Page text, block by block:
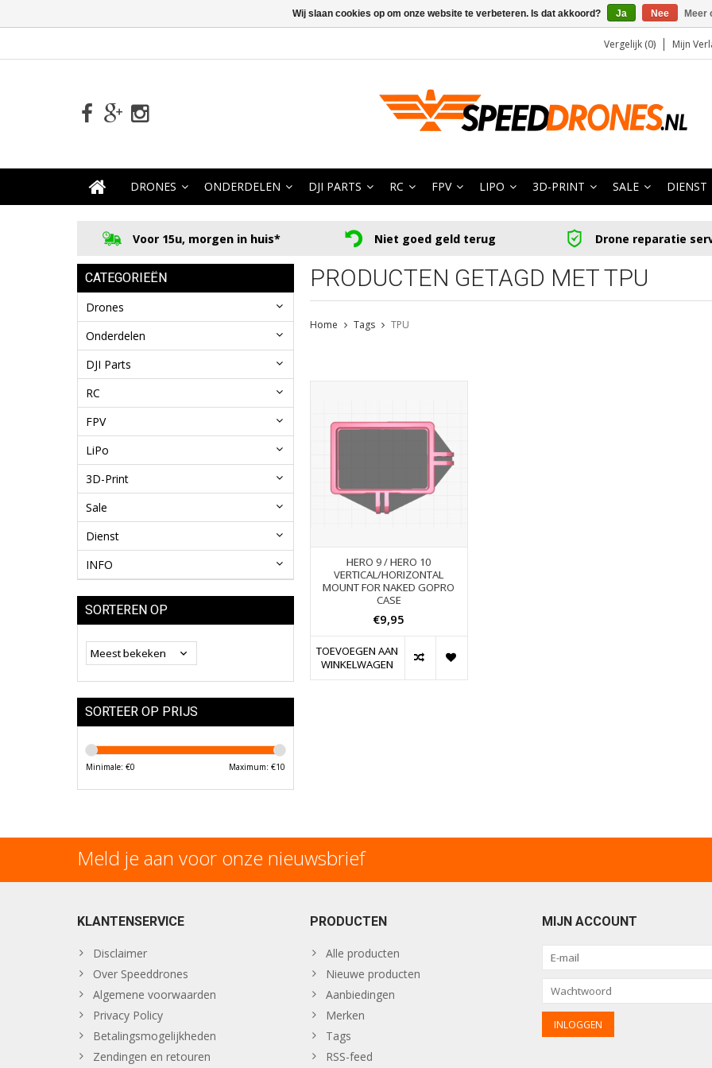
Vergelijk (0) Mijn
DRONES ONDERDELEN DJI PARTS RC FPV LIPO 3D-PRINT SALE DIENST
Voor 15u, morgen in huis* Niet goed geld terug Drone reparatie
CATEGORIEËN
Drones
Onderdelen
DJI Parts
RC
FPV
LiPo
3D-Print
Sale
Dienst
INFO
SORTEREN OP
SORTEER OP PRIJS
Minimale: €0 Maximum: €10
PRODUCTEN GETAGD MET TPU
Home Tags TPU
HERO 9 / HERO 10
VERTICAL/HORIZONTAL
MOUNT FOR NAKED GOPRO
CASE
€9,95
TOEVOEGEN AAN
WINKELWAGEN
Meld je aan voor onze nieuwsbrief
KLANTENSERVICE
Disclaimer
Over Speeddrones
Algemene voorwaarden
Privacy Policy
Betalingsmogelijkheden
Zendingen en retouren
PRODUCTEN
Alle producten
Nieuwe producten
Aanbiedingen
Merken
Tags
RSS-feed
MIJN ACCOUNT
Wij slaan cookies op om onze website te verbeteren. Is dat akkoord? Ja Nee Meer